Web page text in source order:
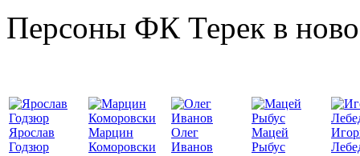
Персоны ФК Терек в
Ярослав
Годзюр
Марцин
Коморовски
Олег
Иванов
Мацей
Рыбус